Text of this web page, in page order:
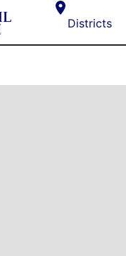
Districts